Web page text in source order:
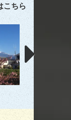
こちら
リバー富士カン
クラブでの絶景！